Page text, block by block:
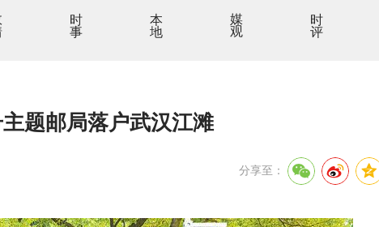
时事 本地 媒观 时评
题邮局落户武汉江滩
分享至：